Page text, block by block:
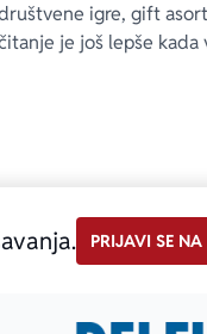
igre, gift
je još lepše kada
PRIJAVI SE NA